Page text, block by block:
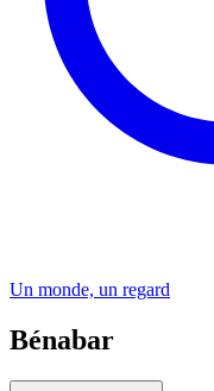
Un monde, un regard
Bénabar